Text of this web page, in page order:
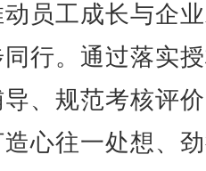
员工成长与企
行。通过落实
、规范考核评
心往一处想、